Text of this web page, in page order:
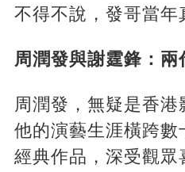
不得不說，發哥當年
周潤發與謝霆鋒：
周潤發，無疑是香港
他的演藝生涯橫跨數
經典作品，深受觀